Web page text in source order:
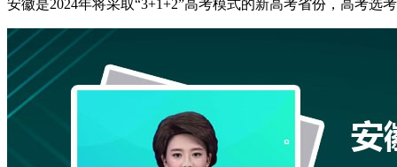
安徽是2024年将采取“3+1+2”高考模式的新高考省份，高考选